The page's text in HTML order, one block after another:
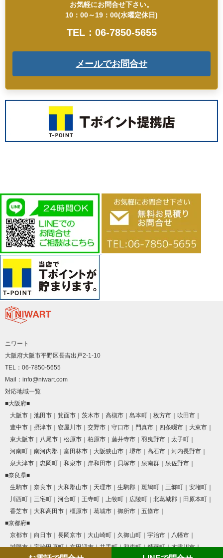
お気軽にお問合せ下さい。
10：00～19：00(水曜定休日)
TEL：06-7850-5655
メールでお問合せ
ニワート
大阪府大阪市平野区長吉出戸2-1-10
TEL：06-7850-5655
Mail：info@niwart.com
対応地域一覧
■大阪府■
大阪市
池田市 箕面市 茨木市 高槻市 島本町 枚方市
吹田市
豊中市
摂津市 寝屋川市 交野市 守口市 門真市 四条畷市
大東市
東大阪市
八尾市 松原市 柏原市 藤井寺市 羽曳野市
太子町
河南町
南河内郡 富田林市 大阪狭山市 堺市 高石市
河内長野市
泉大津市
忠岡町 和泉市 岸和田市 貝塚市 泉南群
泉佐野市
■奈良県■
生駒市
奈良市 大和郡山市 天理市 生駒郡 斑鳩町 三郷町
安堵町
川西町
三宅町 河合町 王寺町 上牧町 広陵町 北葛城郡
田原本町
香芝市
大和高田市 橿原市 葛城市 御所市
五條市
■京都府■
京都市
向日市 長岡京市 大山崎町 久御山町 宇治市
八幡市
城陽市
宇治田原町 京田辺市 井手町 和束町 精華町
木津川市